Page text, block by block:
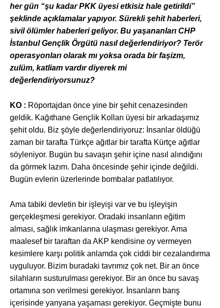
her gün “şu kadar PKK üyesi etkisiz hale getirildi”
şeklinde açıklamalar yapıyor. Sürekli şehit haberleri,
sivil ölümler haberleri geliyor. Bu yaşananları CHP
İstanbul Gençlik Örgütü nasıl değerlendiriyor? Terör
operasyonları olarak mı yoksa orada bir faşizm,
zulüm, katliam vardır diyerek mi
değerlendiriyorsunuz?
KO : Röportajdan önce yine bir şehit cenazesinden
geldik. Kağıthane Gençlik Kolları üyesi bir arkadaşımız
şehit oldu. Biz şöyle değerlendiriyoruz: İnsanlar öldüğü
zaman bir tarafta Türkçe ağıtlar bir tarafta Kürtçe ağıtlar
söyleniyor. Bugün bu savaşın şehir içine nasıl alındığını
da görmek lazım. Daha öncesinde şehir içinde değildi.
Bugün evlerin üzerlerinde bombalar patlatılıyor.
Ama tabiki devletin bir işleyişi var ve bu işleyişin
gerçekleşmesi gerekiyor. Oradaki insanların eğitim
alması, sağlık imkanlarına ulaşması gerekiyor. Ama
maalesef bir taraftan da AKP kendisine oy vermeyen
kesimlere karşı politik anlamda çok ciddi bir cezalandırma
uyguluyor. Bizim buradaki tavrımız çok net. Bir an önce
silahların susturulması gerekiyor. Bir an önce bu savaş
ortamına son verilmesi gerekiyor. İnsanların barış
içerisinde yanyana yaşaması gerekiyor. Geçmişte bunu